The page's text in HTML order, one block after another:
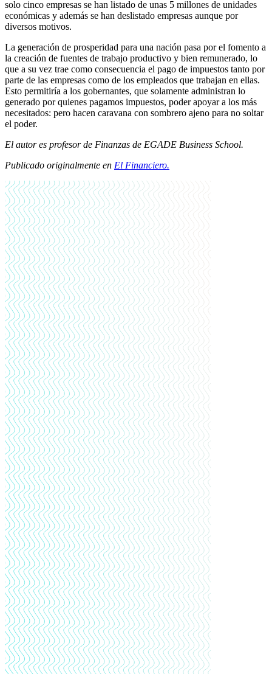
solo cinco empresas se han listado de unas 5 millones de unidades
económicas y además se han deslistado empresas aunque por
diversos motivos.
La generación de prosperidad para una nación pasa por el fomento a
la creación de fuentes de trabajo productivo y bien remunerado, lo
que a su vez trae como consecuencia el pago de impuestos tanto por
parte de las empresas como de los empleados que trabajan en ellas.
Esto permitiría a los gobernantes, que solamente administran lo
generado por quienes pagamos impuestos, poder apoyar a los más
necesitados: pero hacen caravana con sombrero ajeno para no soltar
el poder.
El autor es profesor de Finanzas de EGADE Business School.
Publicado originalmente en El Financiero.